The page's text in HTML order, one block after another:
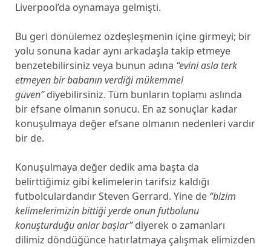
Liverpool’da oynamaya gelmişti.
Bu geri dönülemez özdeşleşmenin içine girmeyi; bir
yolu sonuna kadar aynı arkadaşla takip etmeye
benzetebilirsiniz veya bunun adına “evini asla terk
etmeyen bir babanın verdiği mükemmel
güven”diyebilirsiniz. Tüm bunların toplamı aslında
bir efsane olmanın sonucu. En az sonuçlar kadar
konuşulmaya değer efsane olmanın nedenleri vardır
bir de.
Konuşulmaya değer dedik ama başta da
belirttiğimiz gibi kelimelerin tarifsiz kaldığı
futbolculardandır Steven Gerrard. Yine de “bizim
kelimelerimizin bittiği yerde onun futbolunu
konuşturduğu anlar başlar”diyerek o zamanları
dilimiz döndüğünce hatırlatmaya çalışmak elimizden